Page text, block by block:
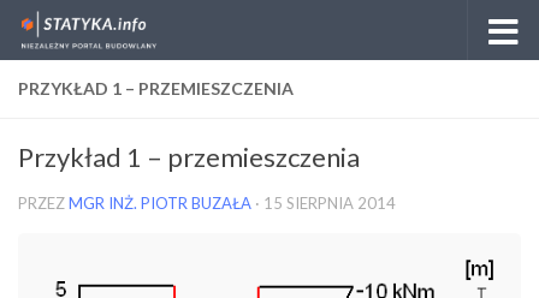
Skip to content
PRZYKŁAD 1 – PRZEMIESZCZENIA
Przykład 1 – przemieszczenia
PRZEZMGR INŻ. PIOTR BUZAŁA · 15 SIERPNIA 2014